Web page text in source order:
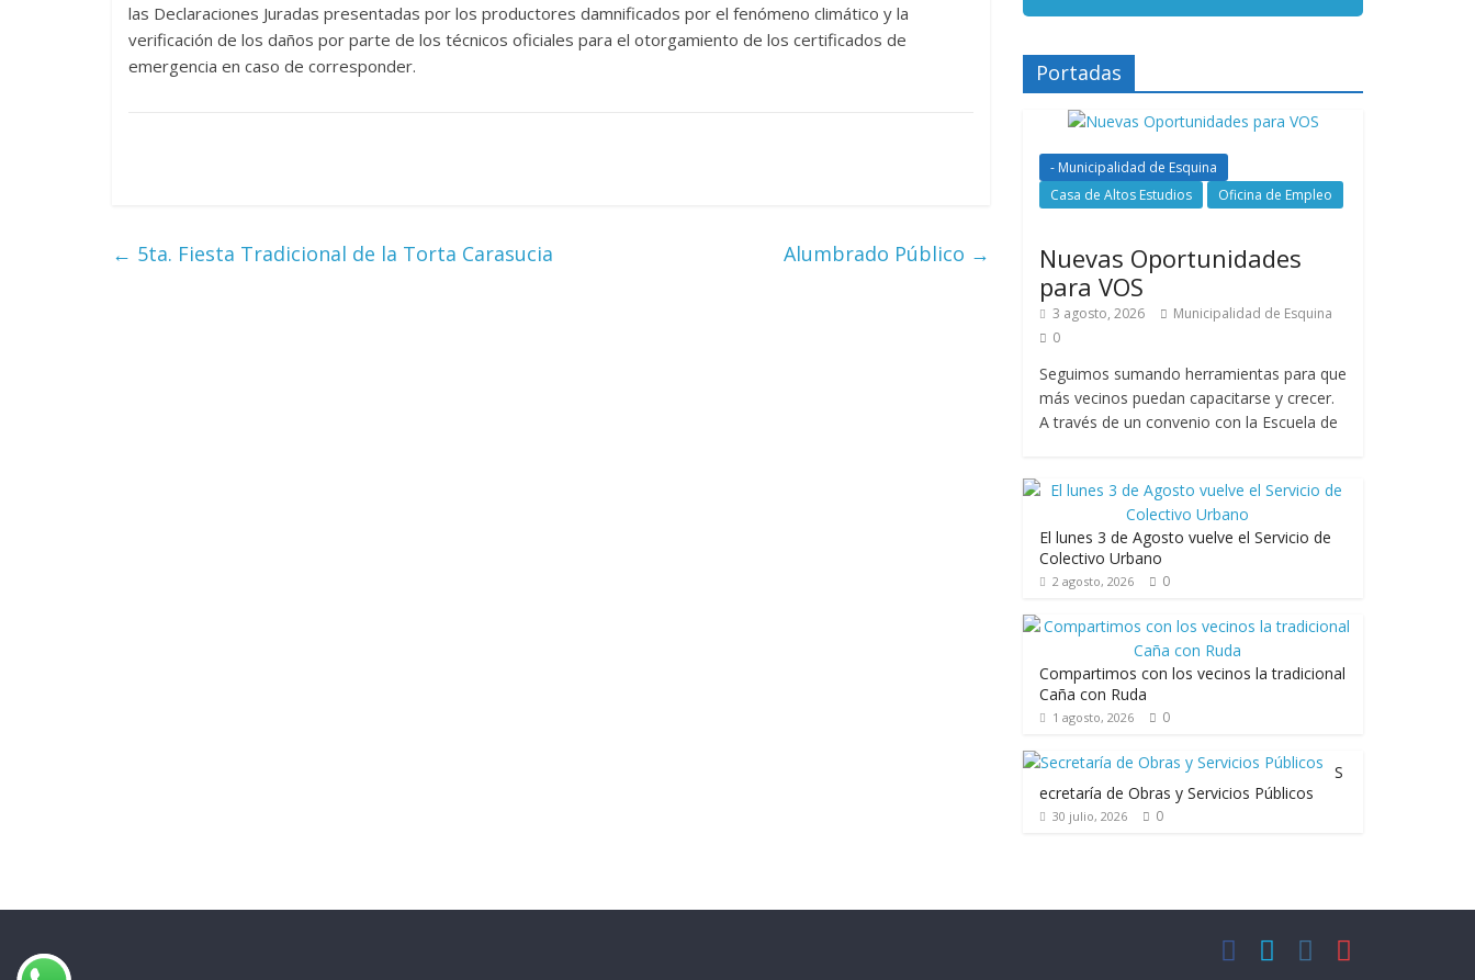
las Declaraciones Juradas presentadas por los productores damnificados por el fenómeno climático y la
verificación de los daños por parte de los técnicos oficiales para el otorgamiento de los certificados de
emergencia en caso de corresponder.
← 5ta. Fiesta Tradicional de la Torta Carasucia Alumbrado Público →
Portadas
- Municipalidad de Esquina
Casa de Altos Estudios
Oficina de Empleo
Nuevas Oportunidades
para VOS
3 agosto, 2026
Municipalidad de Esquina
0
Seguimos sumando herramientas para que
más vecinos puedan capacitarse y crecer.
A través de un convenio con la Escuela de
El lunes 3 de Agosto vuelve el Servicio de
Colectivo Urbano
2 agosto, 2026 0
Compartimos con los vecinos la tradicional
Caña con Ruda
1 agosto, 2026 0
S
ecretaría de Obras y Servicios Públicos
30 julio, 2026 0